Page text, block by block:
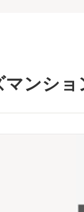
マンショ